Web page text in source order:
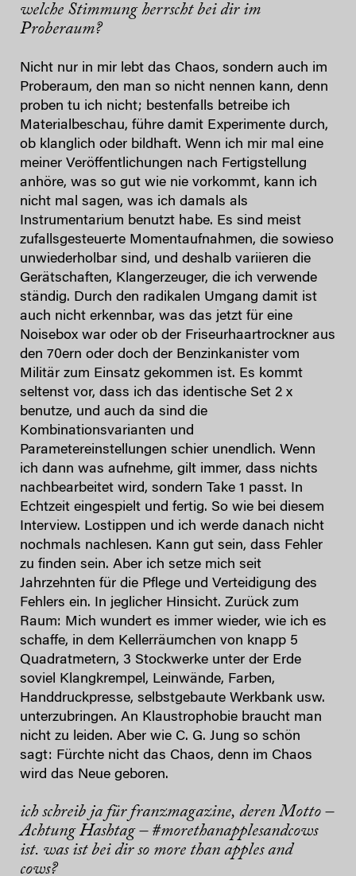
welche Stimmung herrscht bei dir im
Proberaum?
Nicht nur in mir lebt das Chaos, sondern auch im
Proberaum, den man so nicht nennen kann, denn
proben tu ich nicht; bestenfalls betreibe ich
Materialbeschau, führe damit Experimente durch,
ob klanglich oder bildhaft. Wenn ich mir mal eine
meiner Veröffentlichungen nach Fertigstellung
anhöre, was so gut wie nie vorkommt, kann ich
nicht mal sagen, was ich damals als
Instrumentarium benutzt habe. Es sind meist
zufallsgesteuerte Momentaufnahmen, die sowieso
unwiederholbar sind, und deshalb variieren die
Gerätschaften, Klangerzeuger, die ich verwende
ständig. Durch den radikalen Umgang damit ist
auch nicht erkennbar, was das jetzt für eine
Noisebox war oder ob der Friseurhaartrockner aus
den 70ern oder doch der Benzinkanister vom
Militär zum Einsatz gekommen ist. Es kommt
seltenst vor, dass ich das identische Set 2 x
benutze, und auch da sind die
Kombinationsvarianten und
Parametereinstellungen schier unendlich. Wenn
ich dann was aufnehme, gilt immer, dass nichts
nachbearbeitet wird, sondern Take 1 passt. In
Echtzeit eingespielt und fertig. So wie bei diesem
Interview. Lostippen und ich werde danach nicht
nochmals nachlesen. Kann gut sein, dass Fehler
zu finden sein. Aber ich setze mich seit
Jahrzehnten für die Pflege und Verteidigung des
Fehlers ein. In jeglicher Hinsicht. Zurück zum
Raum: Mich wundert es immer wieder, wie ich es
schaffe, in dem Kellerräumchen von knapp 5
Quadratmetern, 3 Stockwerke unter der Erde
soviel Klangkrempel, Leinwände, Farben,
Handdruckpresse, selbstgebaute Werkbank usw.
unterzubringen. An Klaustrophobie braucht man
nicht zu leiden. Aber wie C. G. Jung so schön
sagt: Fürchte nicht das Chaos, denn im Chaos
wird das Neue geboren.
ich schreib ja für franzmagazine, deren Motto –
Achtung Hashtag – #morethanapplesandcows
ist. was ist bei dir so more than apples and
cows?